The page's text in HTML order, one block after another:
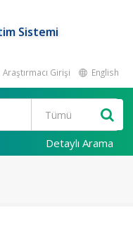
Sistemi
Araştırmacı Girişi English
Detaylı Arama